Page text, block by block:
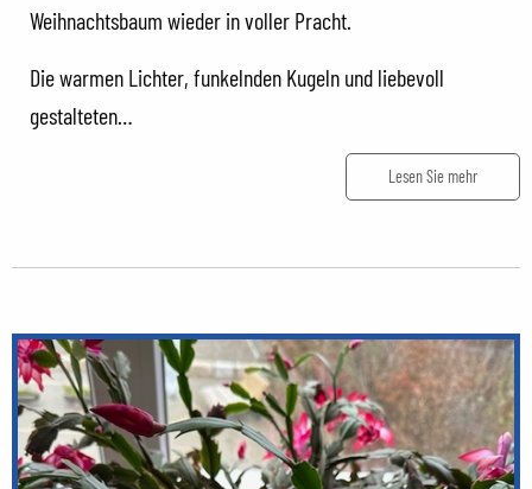
Weihnachtsbaum wieder in voller Pracht.
Die warmen Lichter, funkelnden Kugeln und liebevoll
gestalteten…
Lesen Sie mehr